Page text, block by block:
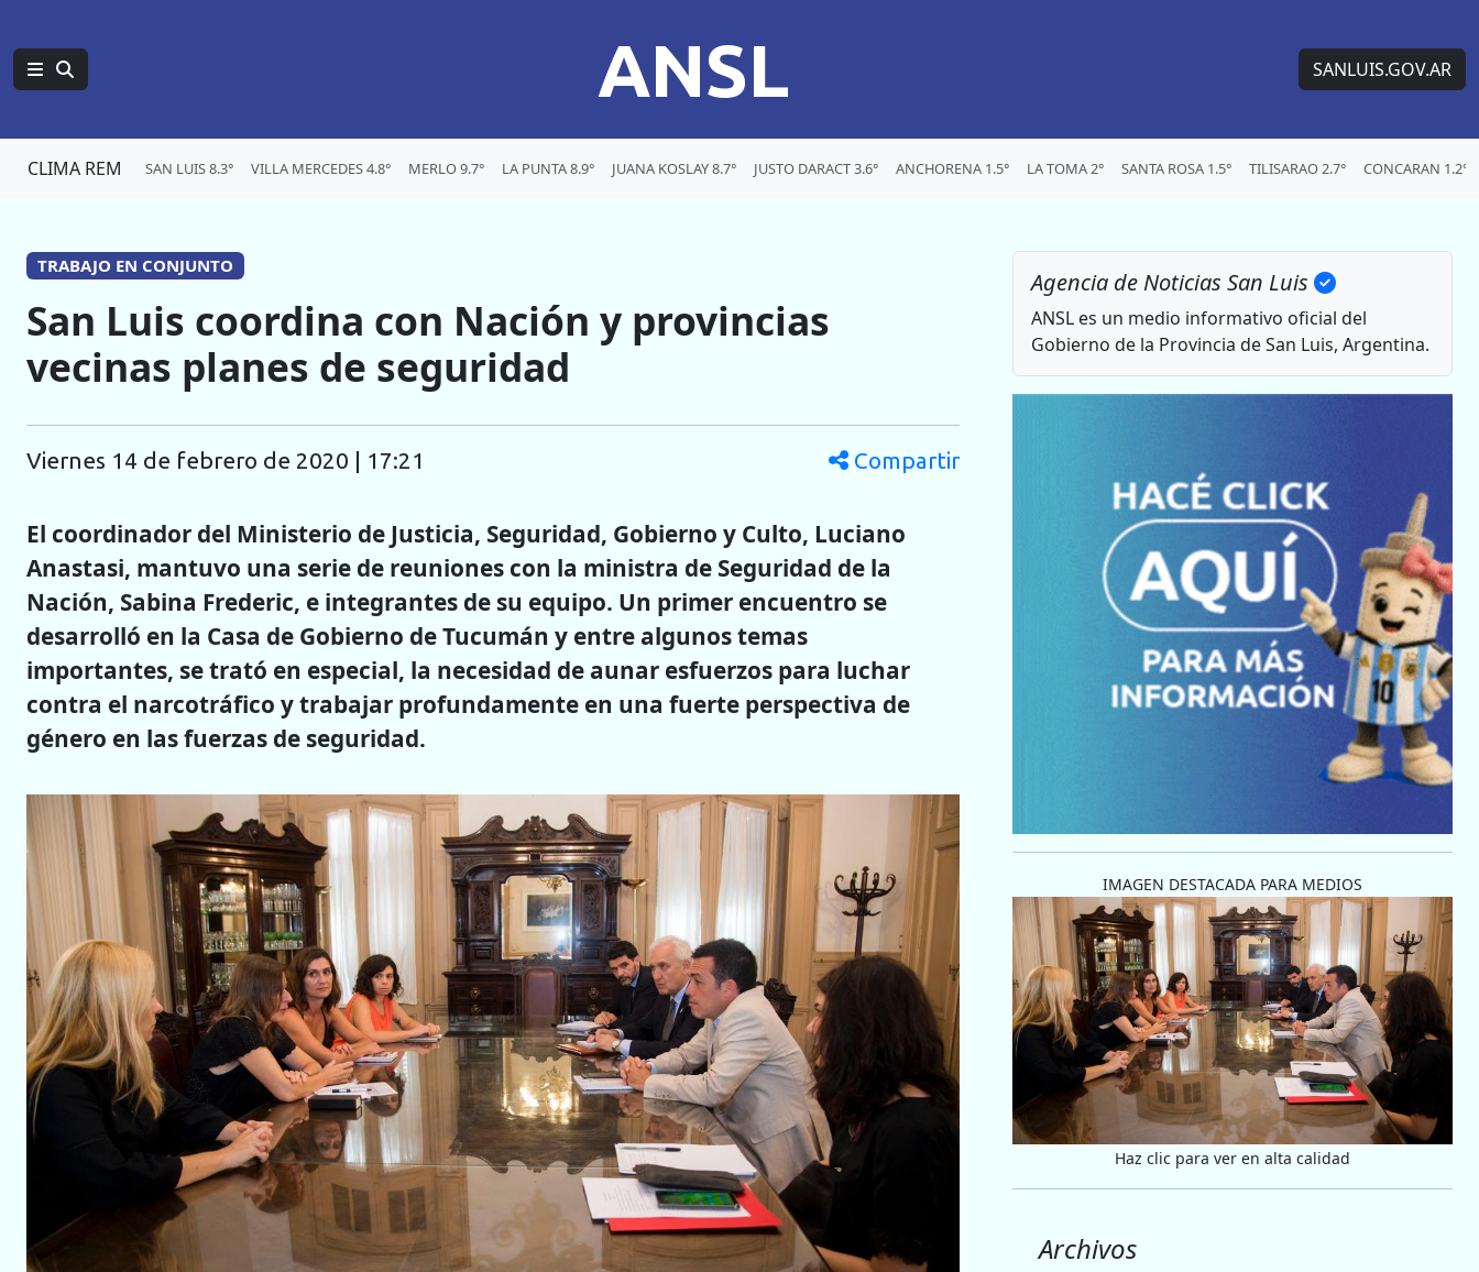
ANSL SANLUIS.GOV.AR
CLIMA REM SAN LUIS 8.3° VILLA MERCEDES 4.8° MERLO 9.7° LA PUNTA 8.9° JUANA KOSLAY 8.7° JUSTO DARACT 3.6° ANCHORENA 1.5° LA TOMA 2° SANTA ROSA 1.5° TILISARAO 2.7° CONCARAN 1.2°
TRABAJO EN CONJUNTO
San Luis coordina con Nación y provincias
vecinas planes de seguridad
viernes 14 de febrero de 2020 | 17:21 Compartir
El coordinador del Ministerio de Justicia, Seguridad, Gobierno y Culto, Luciano
Anastasi, mantuvo una serie de reuniones con la ministra de Seguridad de la
Nación, Sabina Frederic, e integrantes de su equipo. Un primer encuentro se
desarrolló en la Casa de Gobierno de Tucumán y entre algunos temas
importantes, se trató en especial, la necesidad de aunar esfuerzos para luchar
contra el narcotráfico y trabajar profundamente en una fuerte perspectiva de
género en las fuerzas de seguridad.
Agencia de Noticias San Luis
ANSL es un medio informativo oficial del
Gobierno de la Provincia de San Luis, Argentina.
IMAGEN DESTACADA PARA MEDIOS
Haz clic para ver en alta calidad
Archivos